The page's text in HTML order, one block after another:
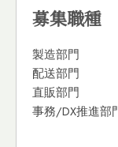
募集職種
製造部門
配送部門
直販部門
事務/DX推進部